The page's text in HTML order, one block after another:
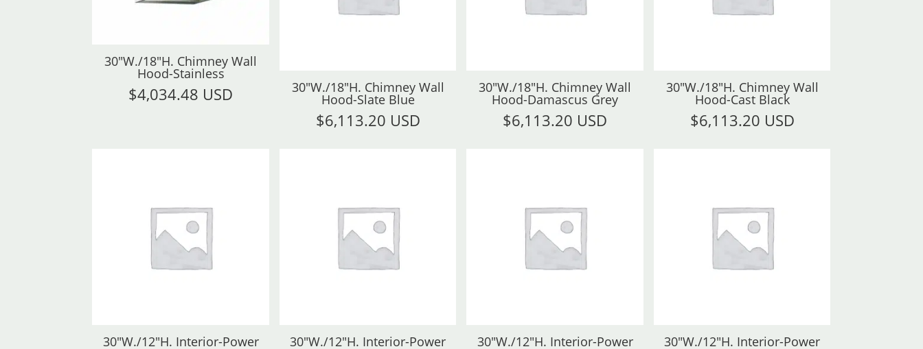
30"W./18"H. Chimney Wall
Hood-Stainless
$4,034.48 USD 30"W./18"H. Chimney Wall
Hood-Slate Blue
$6,113.20 USD
30"W./18"H. Chimney Wall
Hood-Damascus Grey
$6,113.20 USD
30"W./18"H. Chimney Wall
Hood-Cast Black
$6,113.20 USD
30"W./12"H. Interior-Power 30"W./12"H. Interior-Power 30"W./12"H. Interior-Power 30"W./12"H. Interior-Power